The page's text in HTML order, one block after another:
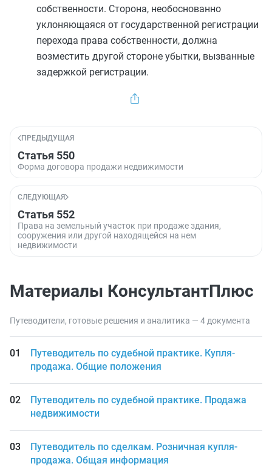
собственности. Сторона, необоснованно
уклоняющаяся от государственной регистрации
перехода права собственности, должна
возместить другой стороне убытки, вызванные
задержкой регистрации.
ПРЕДЫДУЩАЯ
Статья 550
Форма договора продажи недвижимости
СЛЕДУЮЩАЯ
Статья 552
Права на земельный участок при продаже здания,
сооружения или другой находящейся на нем
недвижимости
Материалы КонсультантПлюс
Путеводители, готовые решения и аналитика — 4 документа
Путеводитель по судебной практике. Купля-
продажа. Общие положения
Путеводитель по судебной практике. Продажа
недвижимости
Путеводитель по сделкам. Розничная купля-
продажа. Общая информация